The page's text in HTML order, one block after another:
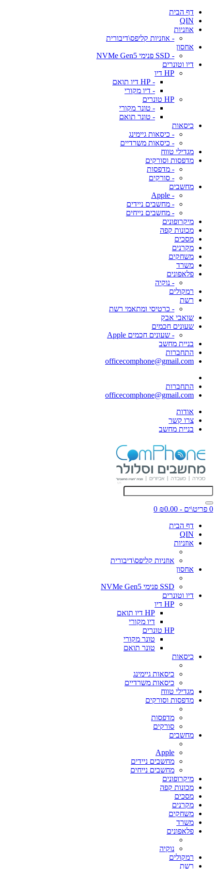
דף הבית
QIN
אוזניות
- אוזניות קליפס\דיבורית
אחסון
- SSD פנימי NVMe Gen5
דיו וטונרים
HP דיו
- HP דיו תואם
- דיו מקורי
HP טונרים
- טונר מקורי
- טונר תואם
כיסאות
- כיסאות גיימינג
- כיסאות משרדיים
מגדילי טווח
מדפסות וסורקים
- מדפסות
- סורקים
מחשבים
- Apple
- מחשבים ניידים
- מחשבים נייחים
מיקרופונים
מכונות קפה
מסכים
מקרנים
משחקים
משרד
פלאפונים
- נוקיה
רמקולים
רשת
- כרטיסי ומתאמי רשת
שואבי אבק
שעונים חכמים
- שעונים חכמים Apple
בניית מחשב
התחברות
officecomphone@gmail.com
התחברות
officecomphone@gmail.com
אודות
צרו קשר
בניית מחשב
0 פריט\ים - ₪0.00
0
דף הבית
QIN
אוזניות
אוזניות קליפס\דיבורית
אחסון
SSD פנימי NVMe Gen5
דיו וטונרים
HP דיו
HP דיו תואם
דיו מקורי
HP טונרים
טונר מקורי
טונר תואם
כיסאות
כיסאות גיימינג
כיסאות משרדיים
מגדילי טווח
מדפסות וסורקים
מדפסות
סורקים
מחשבים
Apple
מחשבים ניידים
מחשבים נייחים
מיקרופונים
מכונות קפה
מסכים
מקרנים
משחקים
משרד
פלאפונים
נוקיה
רמקולים
רשת